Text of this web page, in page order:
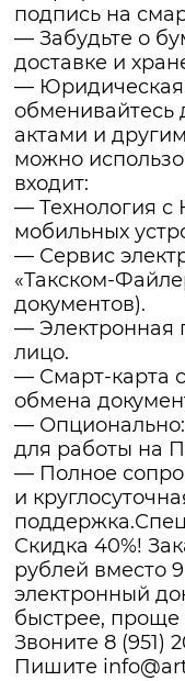
подпись на
— Забудьте о
доставке и
— Юридическая
обменивайтесь
актами и
можно
входит:
— Технология с
мобильных
— Сервис
«Такском-
документов).
— Электронная
лицо.
— Смарт-карта
обмена
— Опционально:
для работы на
— Полное
и
Скидка 40%!
рублей вместо
электронный
быстрее, проще
Звоните 8 (951)
Пишите